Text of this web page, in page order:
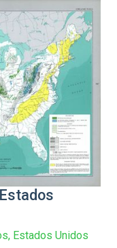
Estados Unidos